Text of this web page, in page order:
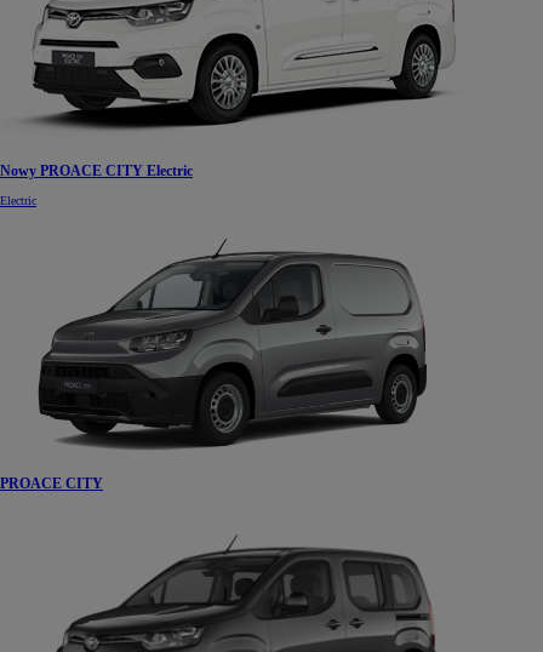
Nowy PROACE CITY Electric
Electric
PROACE CITY